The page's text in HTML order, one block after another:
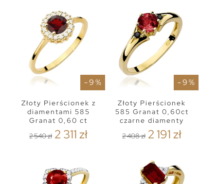
- 9 %
Złoty Pierścionek z
diamentami 585
Granat 0,60 ct
2 540 zł 2 311 zł
- 9 %
Złoty Pierścionek
585 Granat 0,60ct
czarne diamenty
2 408 zł 2 191 zł